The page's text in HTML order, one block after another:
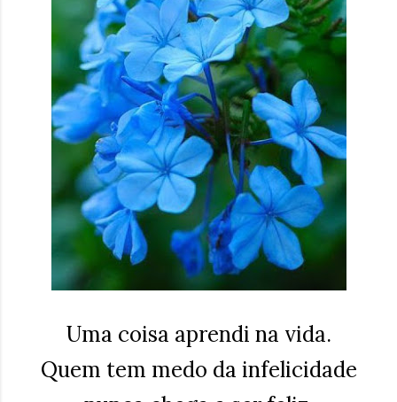
Uma coisa aprendi na vida.
Quem tem medo da infelicidade